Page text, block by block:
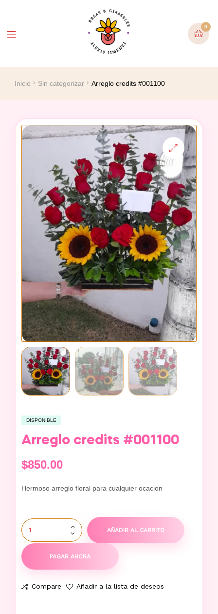
0
Inicio Sin categorizar Arreglo credits #001100
DISPONIBLE
Arreglo credits #001100
$850.00
Hermoso arreglo floral para cualquier ocacion
AÑADIR AL CARRITO
PAGAR AHORA
Compare Añadir a la lista de deseos